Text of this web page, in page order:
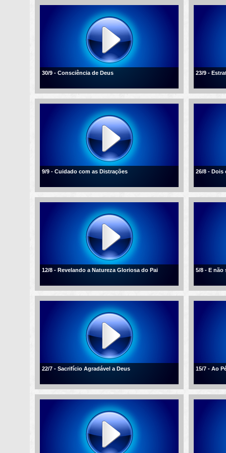
30/9 - Consciência de Deus 23/9 -
9/9 - Cuidado com as Distrações 26/8 - Dois
12/8 - Revelando a Natureza Gloriosa do Pai 5/8 - E não
22/7 - Sacrifício Agradável a Deus 15/7 - Ao